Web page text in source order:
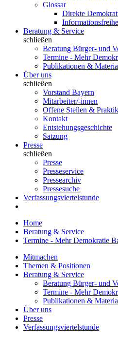
Glossar
Direkte
Beratung & Service
schließen
Beratung Bürger- und
Termine - Mehr
Publikationen &
Über uns
schließen
Vorstand Bayern
Mitarbeiter/-innen
Offene Stellen &
Kontakt
Entstehungsgeschichte
Satzung
Presse
schließen
Presse
Presseservice
Pressearchiv
Pressesuche
Verfassungsviertelstunde
Home
Beratung & Service
Termine - Mehr Demokratie
Mitmachen
Themen & Positionen
Beratung & Service
Beratung Bürger- und
Termine - Mehr
Publikationen &
Über uns
Presse
Verfassungsviertelstunde